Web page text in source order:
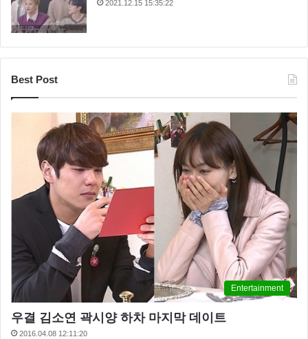
2021.12.15 15:35:22
Best Post
Entertainment
우결 김소연 곽시양 하차 마지막 데이트
2016.04.08 12:11:20